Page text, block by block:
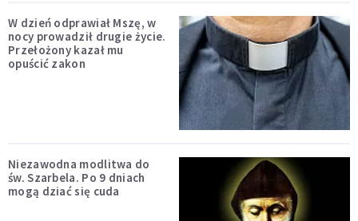
W dzień odprawiał Mszę, w
nocy prowadził drugie życie.
Przełożony kazał mu
opuścić zakon
Niezawodna modlitwa do
św. Szarbela. Po 9 dniach
mogą dziać się cuda